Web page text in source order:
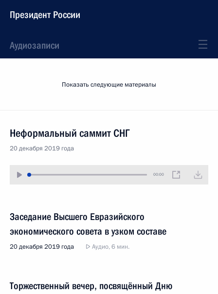
Президент России
Аудиозаписи
Показать следующие материалы
Неформальный саммит СНГ
20 декабря 2019 года
00:00
Заседание Высшего Евразийского
экономического совета в узком составе
20 декабря 2019 года Аудио, 6 мин.
Торжественный вечер, посвящённый Дню